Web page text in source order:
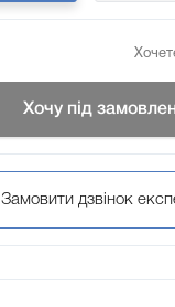
Хочу під
Замовити дзвінок